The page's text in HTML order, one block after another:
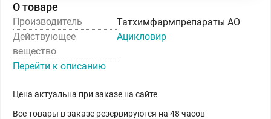
О товаре
Производитель
Татхимфармпрепараты АО
Действующее
вещество
Ацикловир
Перейти к описанию
Цена актуальна при заказе на сайте
Все товары в заказе резервируются на 48 часов